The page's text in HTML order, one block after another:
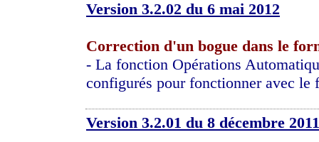
Version 3.2.02 du 6 mai 2012
Correction d'un bogue dans le
- La fonction Opérations
configurés pour fonctionner avec le
Version 3.2.01 du 8 décembre 2011